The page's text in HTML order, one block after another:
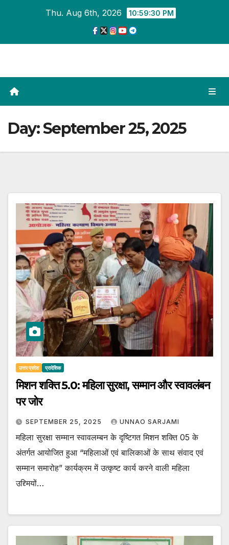
Thu. Aug 6th, 2026 10:59:31 PM
Day:September 25, 2025
उत्तर प्रदेश प्रादेशिक
मिशन शक्ति 5.0: महिला सुरक्षा, सम्मान और स्वावलंबन
पर जोर
SEPTEMBER 25, 2025 UNNAO SARJAMI
महिला सुरक्षा सम्मान स्वावलम्बन के दृष्टिगत मिशन शक्ति 05 के
अंतर्गत आयोजित हुआ “महिलाओं एवं बालिकाओं के साथ संवाद एवं
सम्मान समारोह” कार्यक्रम में उत्कृष्ट कार्य करने वाली महिला
उद्द्मियों…